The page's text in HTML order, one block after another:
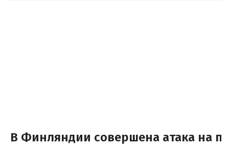
В Финляндии совершена атака на